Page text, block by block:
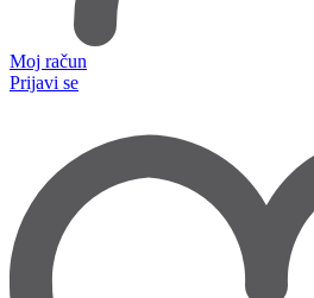
Moj račun
Prijavi se